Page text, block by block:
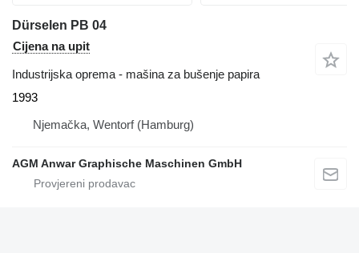
Dürselen PB 04
Cijena na upit
Industrijska oprema - mašina za bušenje papira
1993
Njemačka, Wentorf (Hamburg)
AGM Anwar Graphische Maschinen GmbH